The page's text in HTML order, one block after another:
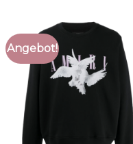
Angebot!